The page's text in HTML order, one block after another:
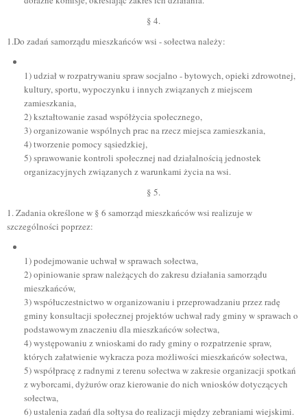
§ 4.
1.Do zadań samorządu mieszkańców wsi - sołectwa należy:
1) udział w rozpatrywaniu spraw socjalno - bytowych, opieki zdrowotnej,
kultury, sportu, wypoczynku i innych związanych z miejscem
zamieszkania,
2) kształtowanie zasad współżycia społecznego,
3) organizowanie wspólnych prac na rzecz miejsca zamieszkania,
4) tworzenie pomocy sąsiedzkiej,
5) sprawowanie kontroli społecznej nad działalnością jednostek
organizacyjnych związanych z warunkami życia na wsi.
§ 5.
1. Zadania określone w § 6 samorząd mieszkańców wsi realizuje w
szczególności poprzez:
1) podejmowanie uchwał w sprawach sołectwa,
2) opiniowanie spraw należących do zakresu działania samorządu
mieszkańców,
3) współuczestnictwo w organizowaniu i przeprowadzaniu przez radę
gminy konsultacji społecznej projektów uchwał rady gminy w sprawach o
podstawowym znaczeniu dla mieszkańców sołectwa,
4) występowaniu z wnioskami do rady gminy o rozpatrzenie spraw,
których załatwienie wykracza poza możliwości mieszkańców sołectwa,
5) współpracę z radnymi z terenu sołectwa w zakresie organizacji spotkań
z wyborcami, dyżurów oraz kierowanie do nich wniosków dotyczących
sołectwa,
6) ustalenia zadań dla sołtysa do realizacji między zebraniami wiejskimi.